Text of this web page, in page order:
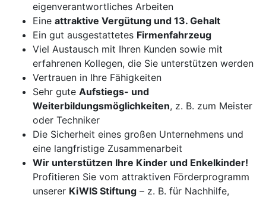
eigenverantwortliches Arbeiten
Eine attraktive Vergütung und 13. Gehalt
Ein gut ausgestattetes Firmenfahrzeug
Viel Austausch mit Ihren Kunden sowie mit
erfahrenen Kollegen, die Sie unterstützen werden
Vertrauen in Ihre Fähigkeiten
Sehr gute Aufstiegs- und
Weiterbildungsmöglichkeiten, z. B. zum Meister
oder Techniker
Die Sicherheit eines großen Unternehmens und
eine langfristige Zusammenarbeit
Wir unterstützen Ihre Kinder und Enkelkinder!
Profitieren Sie vom attraktiven Förderprogramm
unserer KiWIS Stiftung – z. B. für Nachhilfe,